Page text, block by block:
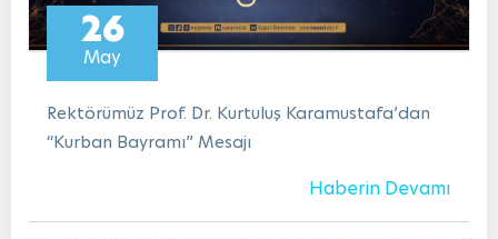
26
May
Rektörümüz Prof. Dr. Kurtuluş Karamustafa’dan
“Kurban Bayramı” Mesajı
Haberin Devamı